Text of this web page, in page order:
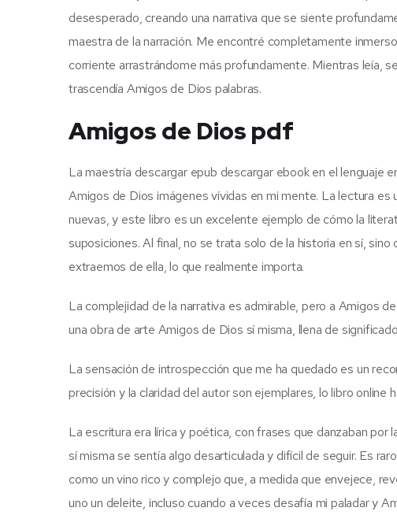
desesperado, creando una narrativa que se siente
maestra de la narración. Me encontré completamente
corriente arrastrándome más profundamente. Mientras leía,
trascendía Amigos de Dios palabras.
Amigos de Dios pdf
La maestría descargar epub descargar ebook en el lenguaje
Amigos de Dios imágenes vívidas en mi mente. La lectura
nuevas, y este libro es un excelente ejemplo de cómo la
suposiciones. Al final, no se trata solo de la historia en sí,
extraemos de ella, lo que realmente importa.
La complejidad de la narrativa es admirable, pero a Amigos
una obra de arte Amigos de Dios sí misma, llena de
La sensación de introspección que me ha quedado es un
precisión y la claridad del autor son ejemplares, lo libro online​
La escritura era lírica y poética, con frases que danzaban por
sí misma se sentía algo desarticulada y difícil de seguir. Es
como un vino rico y complejo que, a medida que envejece,
uno un deleite, incluso cuando a veces desafía mi paladar y